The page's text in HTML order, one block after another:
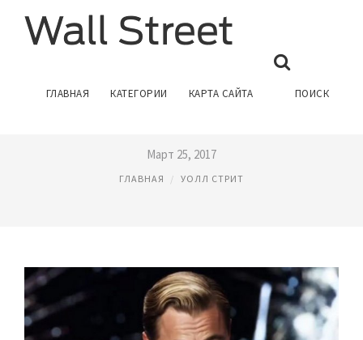
ГЛАВНАЯ КАТЕГОРИИ КАРТА САЙТА ПОИСК
ПЕРЕИГРАТЬ УОЛЛ СТРИТ
Март 25, 2017
ГЛАВНАЯ УОЛЛ СТРИТ